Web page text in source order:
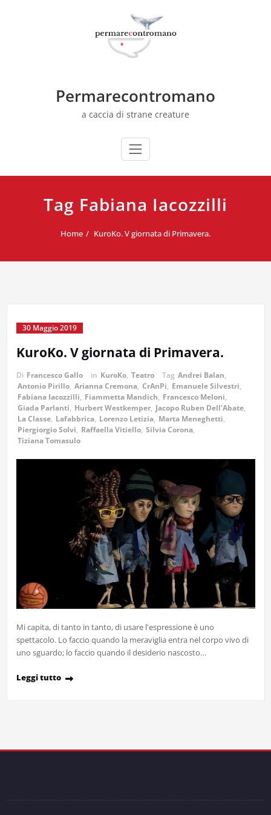
Permarecontromano
a caccia di strane creature
Tag Fabiana Iacozzilli
Home KuroKo. V giornata di Primavera.
30 Maggio 2019
KuroKo. V giornata di Primavera.
Di Francesco Gallo in KuroKo, Teatro Tag Andrei Balan,
Antonio Pirillo, Arianna Cremona, CrAnPi, Emanuele Silvestri,
Fabiana Iacozzilli, Fiammetta Mandich, Francesco Meloni,
Giada Parlanti, Hurbert Westkemper, Jacopo Ruben Dell'Abate,
La Classe, Lafabbrica, Lorenzo Letizia, Marta Meneghetti,
Piergiorgio Solvi, Raffaella Vitiello, Silvia Corona,
Tiziana Tomasulo
Mi capita, di tanto in tanto, di usare l'espressione è uno
spettacolo. Lo faccio quando la meraviglia entra nel corpo vivo di
uno sguardo; lo faccio quando il desiderio nascosto…
Leggi tutto